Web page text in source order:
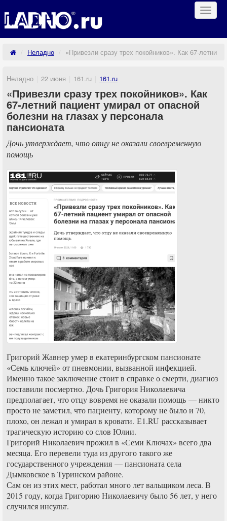
Неладно «Привезли сразу трех покойников». Как 67-летний
Неладно 22 июня 161.ru 161.ru
«Привезли сразу трех покойников». Как
67-летний пациент умирал от опасной
болезни на глазах у персонала
пансионата
Дочь утверждает, что отцу не оказали своевременную
помощь
Григорий Жавнер умер в екатеринбургском пансионате
«Семь ключей» от пневмонии, вызванной инфекцией.
Именно такое заключение стоит в справке о смерти, диагноз
поставили посмертно. Дочь Григория Николаевича
предполагает, что отцу вовремя не оказали помощь — никто
просто не заметил, что пациенту, которому не было и 70,
плохо, он лежал и умирал в кровати. Е1.RU рассказывает
трагическую историю со слов Юлии.
Григорий Николаевич прожил в «Семи Ключах» всего два
месяца. Его перевели туда из другого такого же
государственного учреждения — пансионата села
Дымковское в Туринском районе.
Сам он из этих мест, работал много лет вальщиком леса. В
2015 году, когда Григорию Николаевичу было 56 лет, у него
случился инсульт.